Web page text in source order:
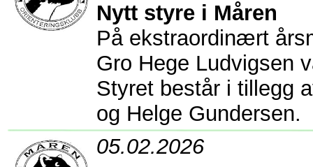
Nytt styre i Måren
På ekstraordinært
Gro Hege Ludvigsen
Styret består i tillegg
og Helge Gundersen.
05.02.2026